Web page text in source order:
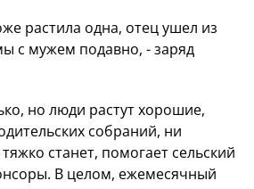
растила одна, отец ушел из
с мужем подавно, - заряд
но люди растут хорошие,
собраний, ни
станет, помогает сельский
В целом, ежемесячный